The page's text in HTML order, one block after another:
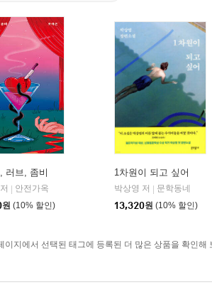
러브, 좀비
안전가옥
원 (10% 할인)
1차원이 되고 싶어
박상영 저
문학동네
13,320원 (10% 할인)
이지에서 선택된 태그에 등록된 더 많은 상품을 확인해